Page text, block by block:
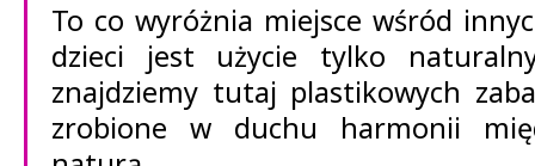
To co wyróżnia miejsce wśród
dzieci jest użycie tylko
znajdziemy tutaj plastikowych
zrobione w duchu harmonii